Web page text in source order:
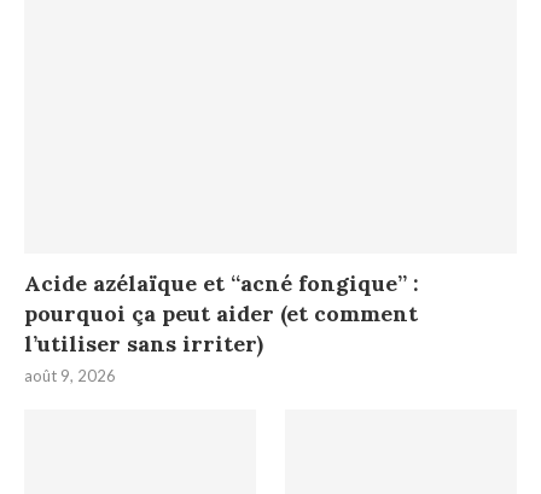
Acide azélaïque et “acné fongique” :
pourquoi ça peut aider (et comment
l’utiliser sans irriter)
août 9, 2026